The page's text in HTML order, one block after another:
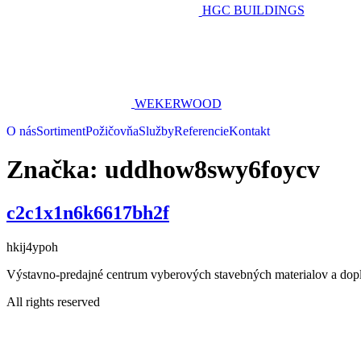
HGC BUILDINGS
WEKERWOOD
O násSortimentPožičovňaSlužbyReferencieKontakt
Značka: uddhow8swy6foycv
c2c1x1n6k6617bh2f
hkij4ypoh
Výstavno-predajné centrum vyberových stavebných materialov a
All rights reserved